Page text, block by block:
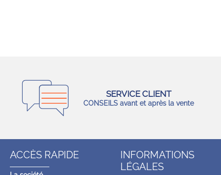
SERVICE CLIENT
CONSEILS avant et après la vente
ACCÈS RAPIDE
INFORMATIONS
LÉGALES